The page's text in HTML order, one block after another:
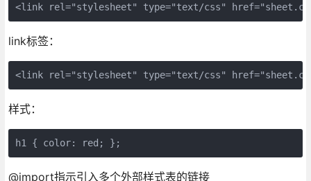
<link rel="stylesheet" type="text/css"
link标签：
<link rel="stylesheet" type="text/css"
样式：
h1 { color: red; };
@import指示引入多个外部样式表的链接